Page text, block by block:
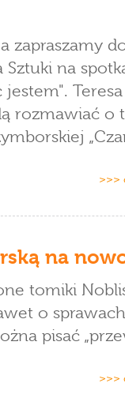
zapraszamy
Sztuki na
rozmawiać o
>>>
na
tomiki
o sprawach
pisać
>>>